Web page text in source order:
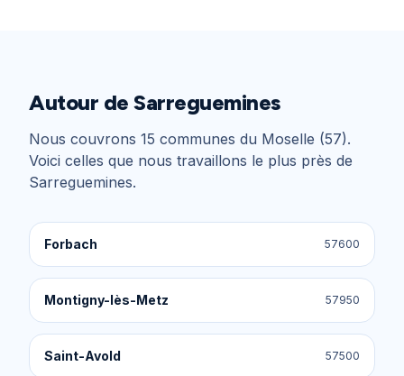
Autour deSarreguemines
Nous couvrons 15 communes du Moselle (57).
Voici celles que nous travaillons le plus près de
Sarreguemines.
Forbach 57600
Montigny-lès-Metz 57950
Saint-Avold 57500